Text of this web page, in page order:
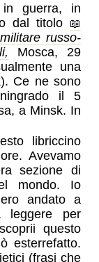
in guerra, in
dal titolo
russo-
Mosca, 29
una
Ce ne sono
il 5
a Minsk. In
libriccino
Avevamo
sezione di
mondo. Io
andato a
leggere per
questo
esterrefatto.
(frasi che